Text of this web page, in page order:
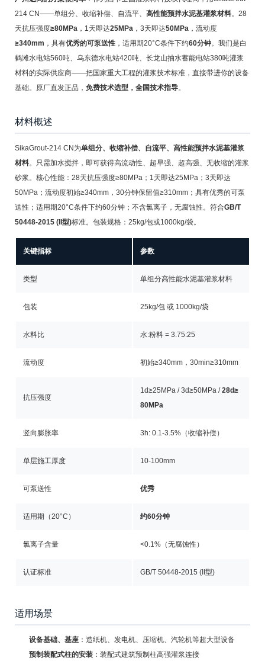
214 CN——单组分、收缩补偿、自流平、 高性能预拌水泥基灌浆材料。28
天抗压强度≥80MPa，1天即达25MPa，3天即达50MPa，流动度
≥340mm ，具有优秀的可泵送性，适用期20°C条件下约60分钟。我们是白
鹤滩水电站560吨、乌东德水电站420吨、长龙山抽水蓄能电站380吨灌浆
材料的实际供应商——把国家重大工程的灌浆技术标准，直接带进你的设备
基础。原厂直发正品， 免费技术选型，全国技术指导。
材料概述
SikaGrout-214 CN为单组分、收缩补偿、自流平、高性能预拌水泥基灌浆
材料。只需加水搅拌，即可获得高流动性、超早强、超高强、无收缩的灌浆
砂浆。核心性能：28天抗压强度≥80MPa；1天即达25MPa；3天即达
50MPa；流动度初始≥340mm，30分钟保留值≥310mm；具有优秀的可泵
送性；适用期20°C条件下约60分钟；不含氯离子，无腐蚀性。符合GB/T
50448-2015 (II型)标准。包装规格：25kg/包或1000kg/袋。
关键指标 参数
类型 单组分高性能水泥基灌浆材料
包装 25kg/包 或 1000kg/袋
水料比 水:粉料 = 3.75:25
流动度 初始≥340mm，30min≥310mm
抗压强度
1d≥25MPa / 3d≥50MPa /28d≥
80MPa
竖向膨胀率 3h: 0.1-3.5%（收缩补偿）
单层施工厚度 10-100mm
可泵送性 优秀
适用期（20°C） 约60分钟
氯离子含量 <0.1%（无腐蚀性）
认证标准 GB/T 50448-2015 (II型)
适用场景
设备基础、基座：造纸机、发电机、压缩机、汽轮机等超大型设备
预制装配式柱的安装：装配式建筑预制柱高强灌浆连接